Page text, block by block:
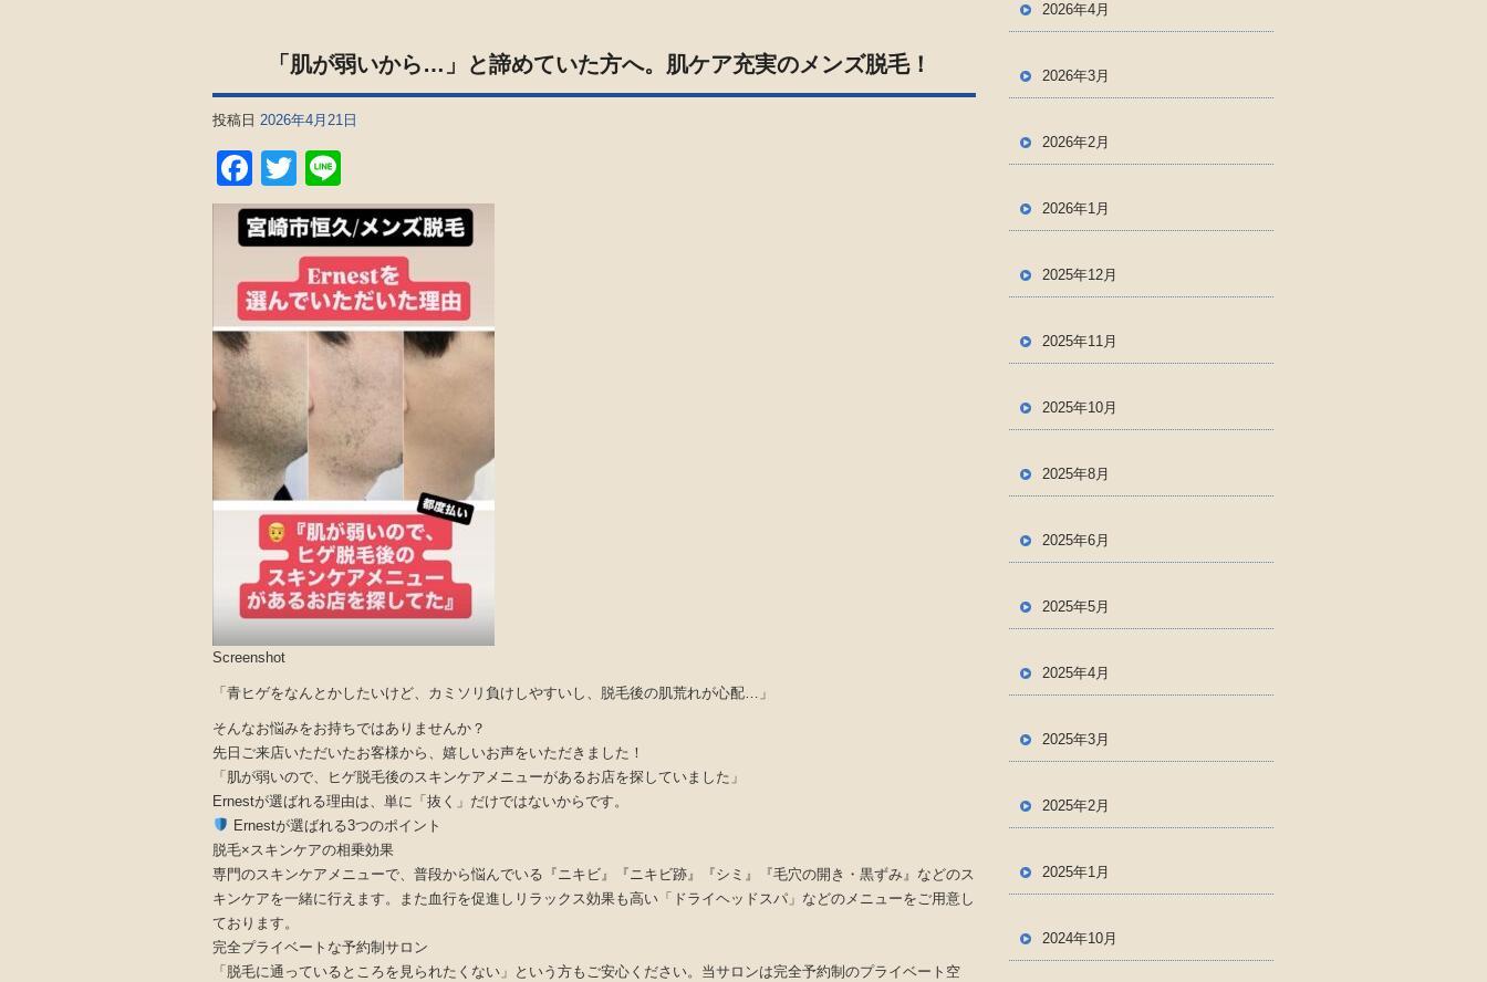
「肌が弱いから…」と諦めていた方へ。肌ケア充実のメンズ脱毛！
投稿日 2026年4月21日
Facebook
Twitter
Screenshot
「青ヒゲをなんとかしたいけど、カミソリ負けしやすいし、脱毛後の肌荒れが心配…」
そんなお悩みをお持ちではありませんか？
先日ご来店いただいたお客様から、嬉しいお声をいただきました！
「肌が弱いので、ヒゲ脱毛後のスキンケアメニューがあるお店を探していました」
Ernestが選ばれる理由は、単に「抜く」だけではないからです。
Ernestが選ばれる3つのポイント
脱毛×スキンケアの相乗効果
専門のスキンケアメニューで、普段から悩んでいる『ニキビ』『ニキビ跡』『シミ』『毛穴の開き・黒ずみ』などのス
キンケアを一緒に行えます。また血行を促進しリラックス効果も高い「ドライヘッドスパ」などのメニューをご用意し
ております。
完全プライベートな予約制サロン
「脱毛に通っているところを見られたくない」という方もご安心ください。当サロンは完全予約制のプライベート空
2026年4月
2026年3月
2026年2月
2026年1月
2025年12月
2025年11月
2025年10月
2025年8月
2025年6月
2025年5月
2025年4月
2025年3月
2025年2月
2025年1月
2024年10月